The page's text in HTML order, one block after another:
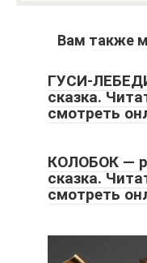
Вам также
ГУСИ-
сказка.
смотреть
КОЛОБОК —
сказка.
смотреть